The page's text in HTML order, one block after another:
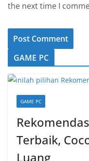
the next time I
GAME PC
GAME PC
Terbaik,
Luang